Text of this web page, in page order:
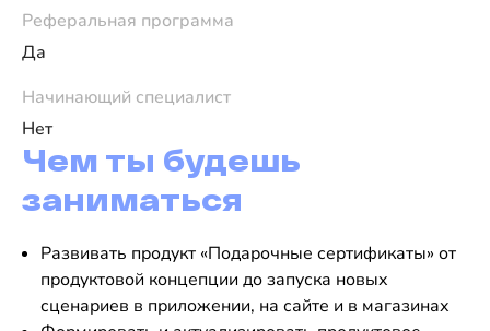
Реферальная программа
Да
Начинающий специалист
Нет
Чем ты будешь
заниматься
Развивать продукт «Подарочные сертификаты» от
продуктовой концепции до запуска новых
сценариев в приложении, на сайте и в магазинах